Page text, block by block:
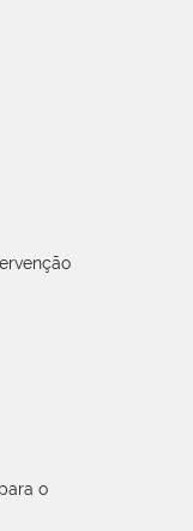
o